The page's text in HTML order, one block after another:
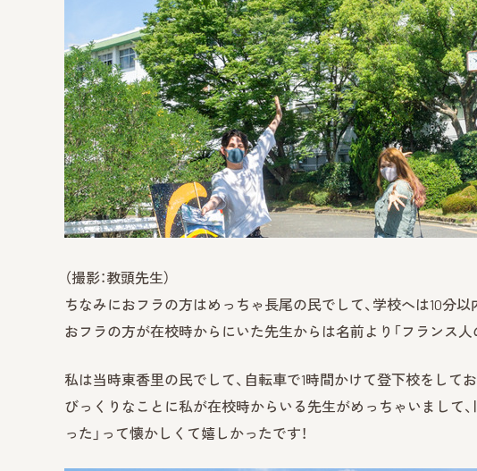
（撮影：教頭先生）
ちなみにおフラの方はめっちゃ長尾の民でして、学校へは10分以
おフラの方が在校時からにいた先生からは名前より「フランス人
私は当時東香里の民でして、自転車で1時間かけて登下校をしてお
びっくりなことに私が在校時からいる先生がめっちゃいまして
った」って懐かしくて嬉しかったです！